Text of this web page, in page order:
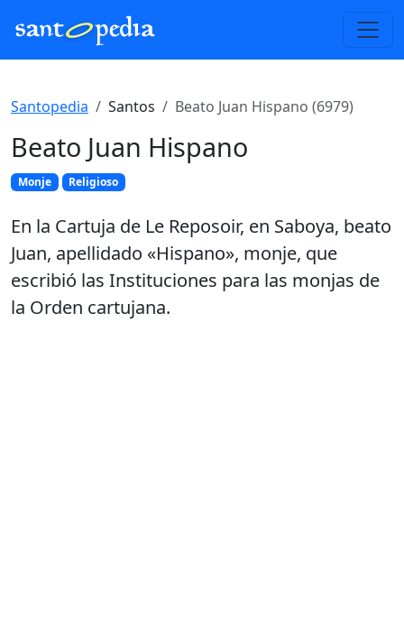
Santopedia Santos Beato Juan Hispano (6979)
Beato Juan Hispano
Monje Religioso
En la Cartuja de Le Reposoir, en Saboya, beato
Juan, apellidado «Hispano», monje, que
escribió las Instituciones para las monjas de
la Orden cartujana.